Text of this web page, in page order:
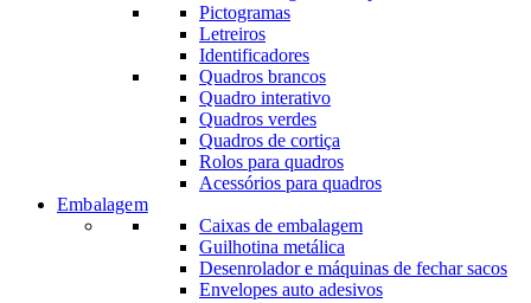
Pictogramas
Letreiros
Identificadores
Quadros brancos
Quadro interativo
Quadros verdes
Quadros de cortiça
Rolos para quadros
Acessórios para quadros
Embalagem
Caixas de embalagem
Guilhotina metálica
Desenrolador e máquinas de fechar sacos
Envelopes auto adesivos